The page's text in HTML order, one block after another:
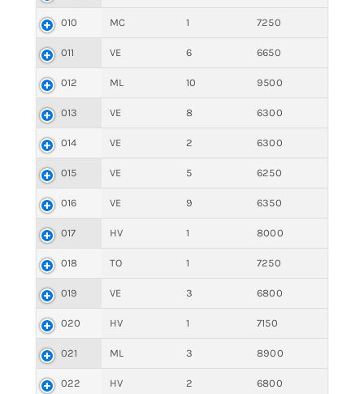
010 MC 1 7250
011 VE 6 6650
012 ML 10 9500
013 VE 8 6300
014 VE 2 6300
015 VE 5 6250
016 VE 9 6350
017 HV 1 8000
018 TO 1 7250
019 VE 3 6800
020 HV 1 7150
021 ML 3 8900
022 HV 2 6800